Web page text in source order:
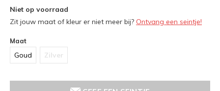
Niet op voorraad
Zit jouw maat of kleur er niet meer bij? Ontvang een seintje!
Maat
Goud Zilver